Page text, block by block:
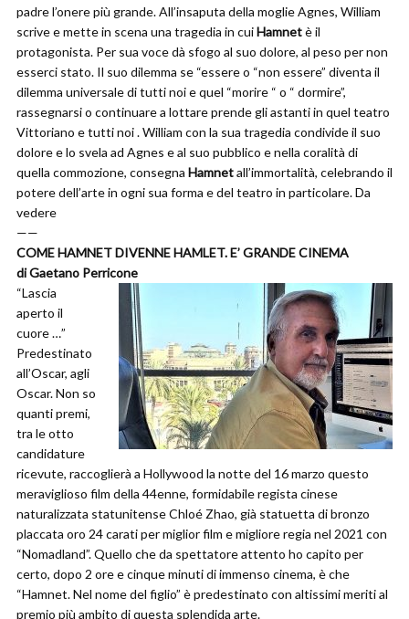
padre l’onere più grande. All’insaputa della moglie Agnes, William
scrive e mette in scena una tragedia in cuiHamnetè il
protagonista. Per sua voce dà sfogo al suo dolore, al peso per non
esserci stato. Il suo dilemma se “essere o “non essere” diventa il
dilemma universale di tutti noi e quel “morire “ o “ dormire”,
rassegnarsi o continuare a lottare prende gli astanti in quel teatro
Vittoriano e tutti noi . William con la sua tragedia condivide il suo
dolore e lo svela ad Agnes e al suo pubblico e nella coralità di
quella commozione, consegna Hamnetall’immortalità, celebrando il
potere dell’arte in ogni sua forma e del teatro in particolare. Da
vedere
——
COME HAMNET DIVENNE HAMLET. E’ GRANDE CINEMA
di Gaetano Perricone
“Lascia
aperto il
cuore …”
Predestinato
all’Oscar, agli
Oscar. Non so
quanti premi,
tra le otto
candidature
ricevute, raccoglierà a Hollywood la notte del 16 marzo questo
meraviglioso film della 44enne, formidabile regista cinese
naturalizzata statunitense Chloé Zhao, già statuetta di bronzo
placcata oro 24 carati per miglior film e migliore regia nel 2021 con
“Nomadland”. Quello che da spettatore attento ho capito per
certo, dopo 2 ore e cinque minuti di immenso cinema, è che
“Hamnet. Nel nome del figlio” è predestinato con altissimi meriti al
premio più ambito di questa splendida arte.